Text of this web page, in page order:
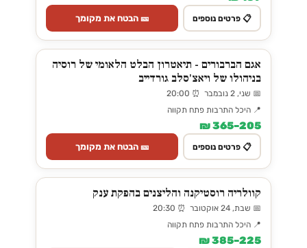
📋 פרטים נוספים 🎫 הבטח את מקומך
אגם הברבורים - תיאטרון הבלט הלאומי של רוסיה
בניהולו של ויאצ'סלב גורדייב
📅 שני, 2 נובמבר ⏰ 20:00
📍 היכל התרבות פתח תקווה
205–365 ₪
📋 פרטים נוספים 🎫 הבטח את מקומך
קוולריה רוסטיקנה והליצנים בהפקת ענק
📅 שבת, 24 אוקטובר ⏰ 20:30
📍 היכל התרבות פתח תקווה
225–385 ₪